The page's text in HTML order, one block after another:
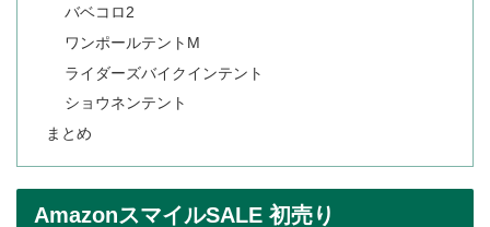
バベコロ2
ワンポールテントM
ライダーズバイクインテント
ショウネンテント
まとめ
AmazonスマイルSALE 初売り